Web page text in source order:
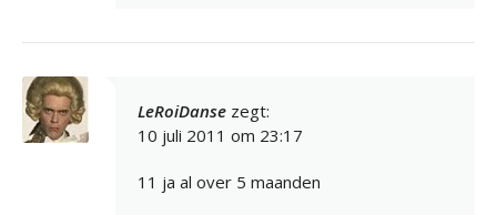
LeRoiDanse zegt:
10 juli 2011 om 23:17
11 ja al over 5 maanden